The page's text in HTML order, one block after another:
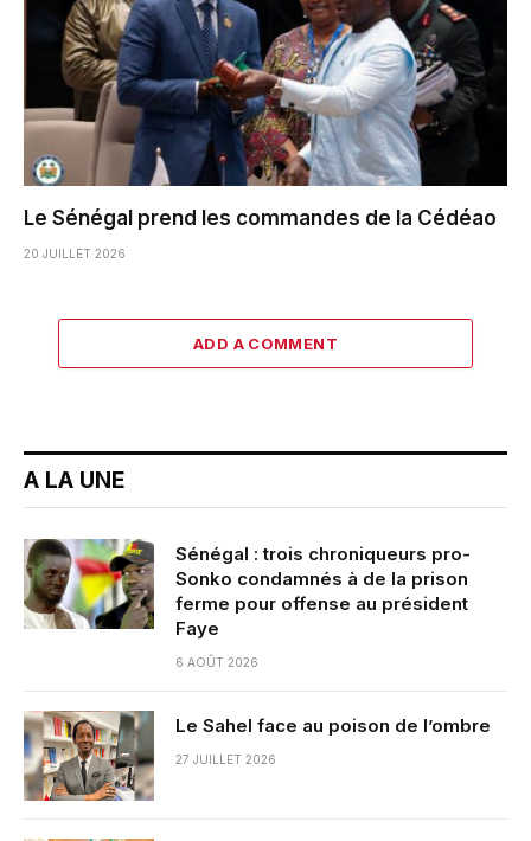
Le Sénégal prend les commandes de la Cédéao
20 JUILLET 2026
ADD A COMMENT
A LA UNE
Sénégal : trois chroniqueurs pro-
Sonko condamnés à de la prison
ferme pour offense au président
Faye
6 AOÛT 2026
Le Sahel face au poison de l’ombre
27 JUILLET 2026